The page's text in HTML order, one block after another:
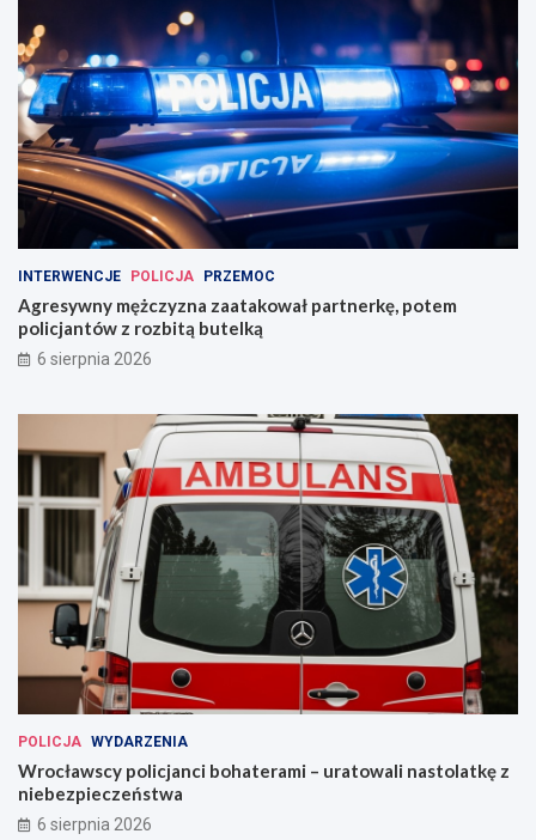
INTERWENCJE POLICJA PRZEMOC
Agresywny mężczyzna zaatakował partnerkę, potem
policjantów z rozbitą butelką
6 sierpnia 2026
POLICJA WYDARZENIA
Wrocławscy policjanci bohaterami – uratowali nastolatkę z
niebezpieczeństwa
6 sierpnia 2026